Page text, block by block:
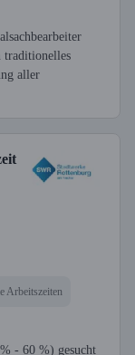
traditionelles
aller
Arbeitszeiten
- 60 %) gesucht